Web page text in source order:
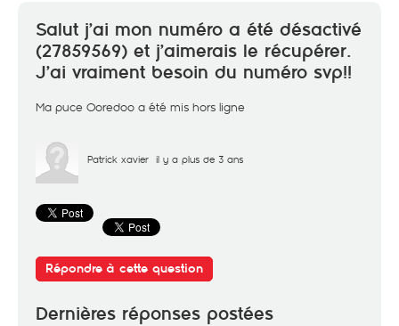
Salut j’ai mon numéro a été désactivé
(27859569) et j’aimerais le récupérer.
J’ai vraiment besoin du numéro svp!!
Ma puce Ooredoo a été mis hors ligne
Patrick xavier il y a plus de 3 ans
Répondre à cette question
Dernières réponses postées